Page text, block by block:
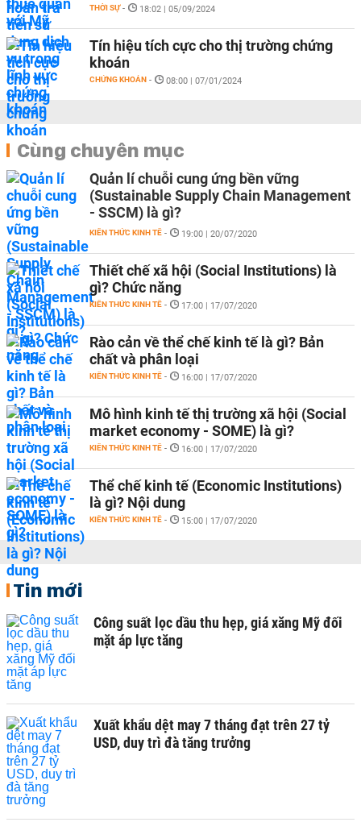
THỜI SỰ - 18:02 | 05/09/2024
Tín hiệu tích cực cho thị trường chứng
khoán
CHỨNG KHOÁN - 08:00 | 07/01/2024
Cùng chuyên mục
Quản lí chuỗi cung ứng bền vững
(Sustainable Supply Chain Management
- SSCM) là gì?
KIẾN THỨC KINH TẾ - 19:00 | 20/07/2020
Thiết chế xã hội (Social Institutions) là
gì? Chức năng
KIẾN THỨC KINH TẾ - 17:00 | 17/07/2020
Rào cản về thể chế kinh tế là gì? Bản
chất và phân loại
KIẾN THỨC KINH TẾ - 16:00 | 17/07/2020
Mô hình kinh tế thị trường xã hội (Social
market economy - SOME) là gì?
KIẾN THỨC KINH TẾ - 16:00 | 17/07/2020
Thể chế kinh tế (Economic Institutions)
là gì? Nội dung
KIẾN THỨC KINH TẾ - 15:00 | 17/07/2020
Tin mới
Công suất lọc dầu thu hẹp, giá xăng Mỹ đối
mặt áp lực tăng
Xuất khẩu dệt may 7 tháng đạt trên 27 tỷ
USD, duy trì đà tăng trưởng